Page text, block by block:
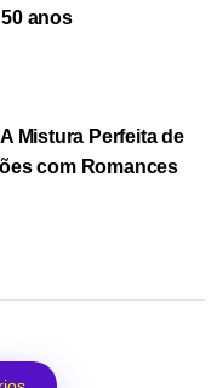
anos
Mistura Perfeita de
com Romances